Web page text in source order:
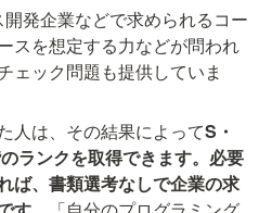
発企業などで求められるコー
スを想定する力などが問われ
ェック問題も提供していま
人は、その結果によってS・
ランクを取得できます。必要
ば、書類選考なしで企業の求